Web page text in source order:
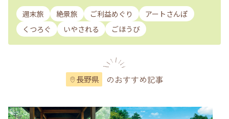
週末旅 絶景旅 ご利益めぐり
アートさんぽ
くつろぐ
いやされる ごほうび
長野県 のおすすめ記事